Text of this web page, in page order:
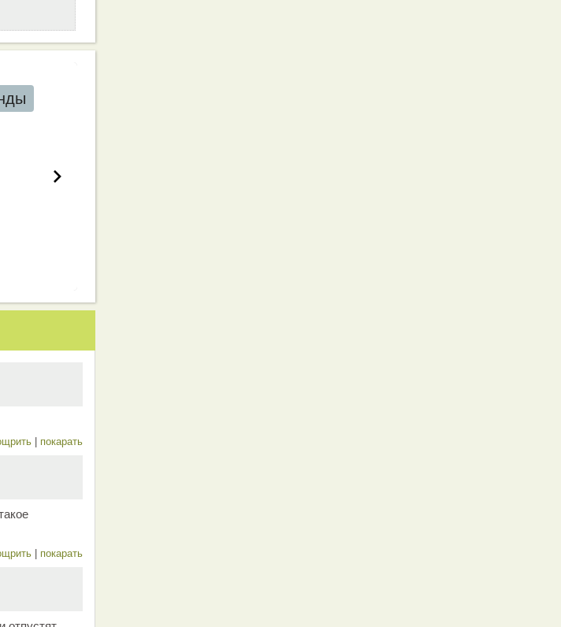
покарать
покарать